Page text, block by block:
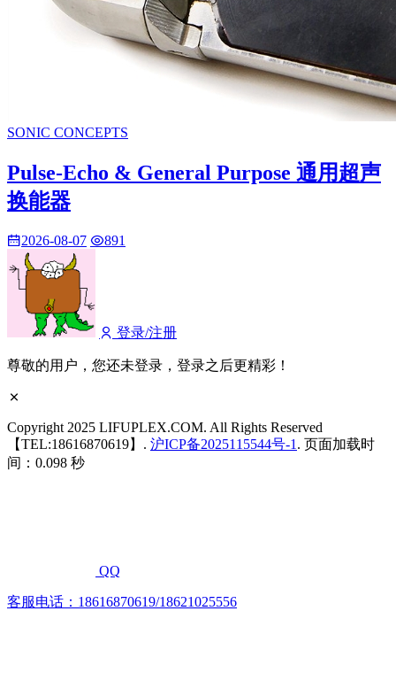
SONIC CONCEPTS
Pulse-Echo & General Purpose 通用超声
换能器
2026-08-07 891
登录/注册
尊敬的用户，您还未登录，登录之后更精彩！
Copyright 2025 LIFUPLEX.COM. All Rights Reserved
【TEL:18616870619】. 沪ICP备2025115544号-1 . 页面加载时
间：0.098 秒
QQ
客服电话：18616870619/18621025556